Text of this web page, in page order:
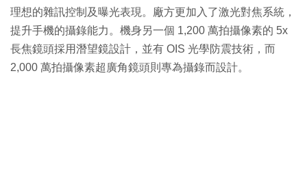
理想的雜訊控制及曝光表現。廠方更加入了激光對焦系統，
提升手機的攝錄能力。機身另一個 1,200 萬拍攝像素的 5x
長焦鏡頭採用潛望鏡設計，並有 OIS 光學防震技術，而
2,000 萬拍攝像素超廣角鏡頭則專為攝錄而設計。